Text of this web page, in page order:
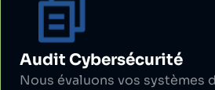
Audit Cybersécurité
Nous évaluons vos systèmes